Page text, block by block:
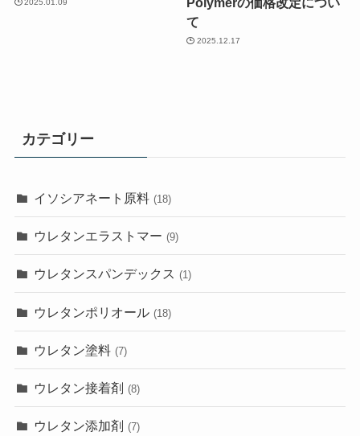
2025.01.09
て
2025.12.17
カテゴリー
イソシアネート原料 (18)
ウレタンエラストマー (9)
ウレタンスパンデックス (1)
ウレタンポリオール (18)
ウレタン塗料 (7)
ウレタン接着剤 (8)
ウレタン添加剤 (7)